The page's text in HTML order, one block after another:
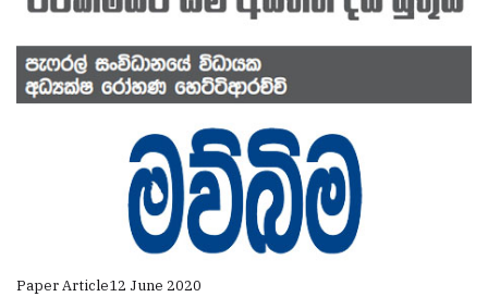
Paper Article12 June 2020